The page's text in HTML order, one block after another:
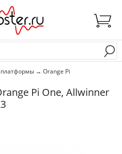
города..
→ Orange Pi
Pi One, Allwinner